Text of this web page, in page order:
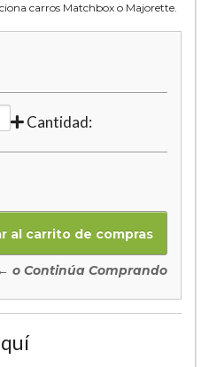
carros Matchbox o Majorette.
Cantidad:
← o Continúa Comprando